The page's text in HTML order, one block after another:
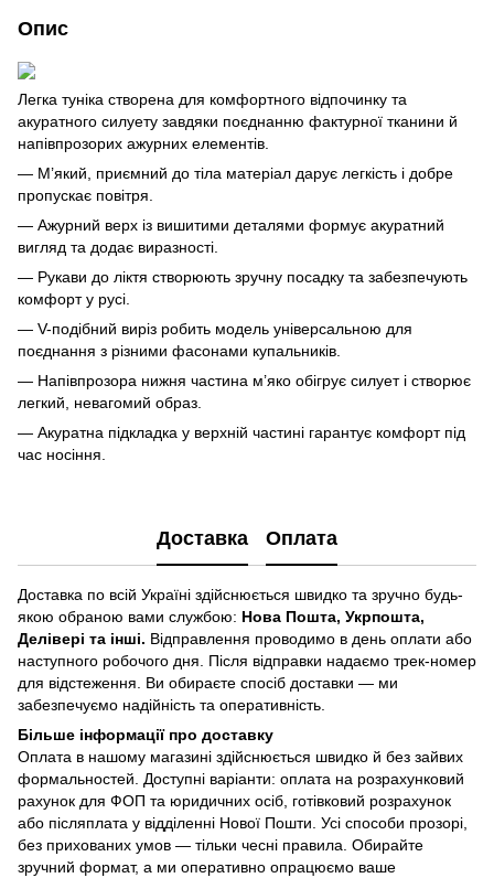
Опис
Легка туніка створена для комфортного відпочинку та
акуратного силуету завдяки поєднанню фактурної тканини й
напівпрозорих ажурних елементів.
— М’який, приємний до тіла матеріал дарує легкість і добре
пропускає повітря.
— Ажурний верх із вишитими деталями формує акуратний
вигляд та додає виразності.
— Рукави до ліктя створюють зручну посадку та забезпечують
комфорт у русі.
— V-подібний виріз робить модель універсальною для
поєднання з різними фасонами купальників.
— Напівпрозора нижня частина м’яко обігрує силует і створює
легкий, невагомий образ.
— Акуратна підкладка у верхній частині гарантує комфорт під
час носіння.
Доставка Оплата
Доставка по всій Україні здійснюється швидко та зручно будь-
якою обраною вами службою: Нова Пошта, Укрпошта,
Делівері та інші. Відправлення проводимо в день оплати або
наступного робочого дня. Після відправки надаємо трек-номер
для відстеження. Ви обираєте спосіб доставки — ми
забезпечуємо надійність та оперативність.
Більше інформації про доставку
Оплата в нашому магазині здійснюється швидко й без зайвих
формальностей. Доступні варіанти: оплата на розрахунковий
рахунок для ФОП та юридичних осіб, готівковий розрахунок
або післяплата у відділенні Нової Пошти. Усі способи прозорі,
без прихованих умов — тільки чесні правила. Обирайте
зручний формат, а ми оперативно опрацюємо ваше